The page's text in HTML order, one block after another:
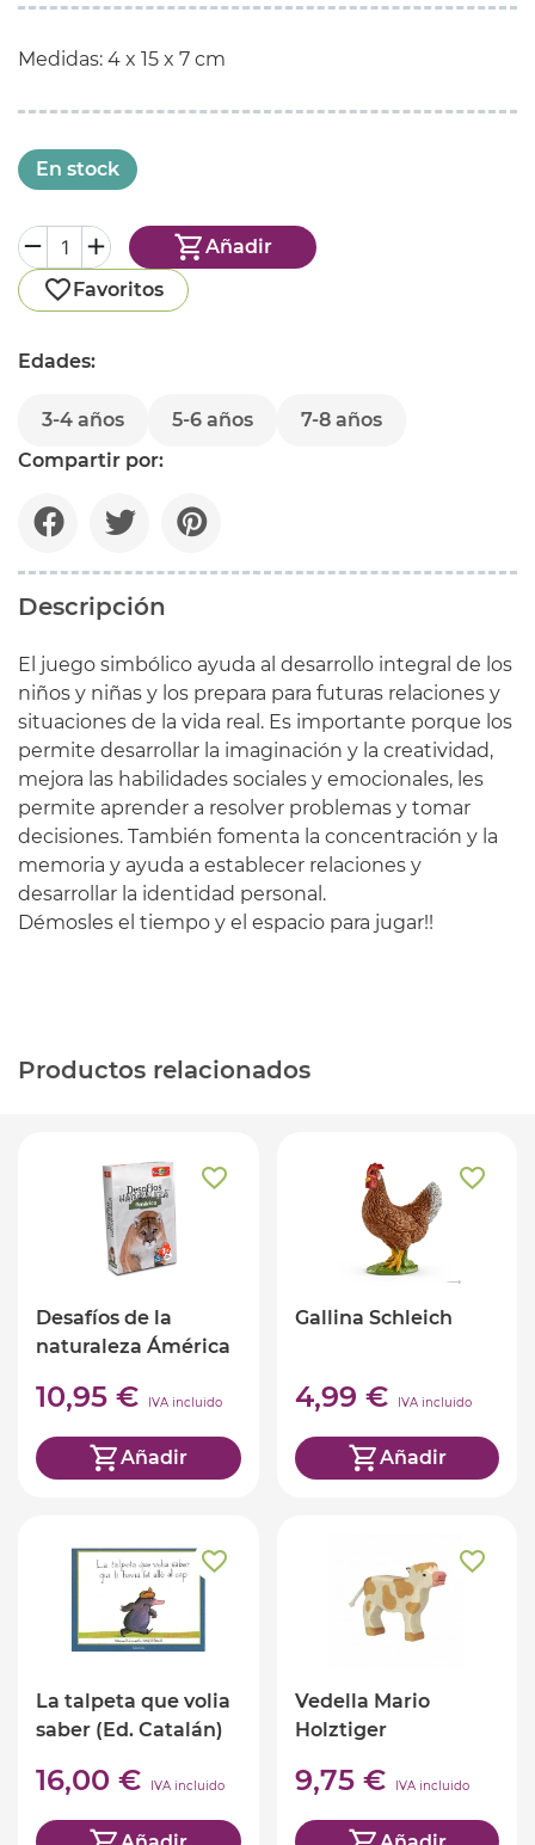
Medidas: 4 x 15 x 7 cm
En stock
Añadir
Favoritos
Edades:
3-4 años 5-6 años
7-8 años
Compartir por:
Descripción
El juego simbólico ayuda al desarrollo integral de los
niños y niñas y los prepara para futuras relaciones y
situaciones de la vida real. Es importante porque los
permite desarrollar la imaginación y la creatividad,
mejora las habilidades sociales y emocionales, les
permite aprender a resolver problemas y tomar
decisiones. También fomenta la concentración y la
memoria y ayuda a establecer relaciones y
desarrollar la identidad personal.
Démosles el tiempo y el espacio para jugar!!
Productos relacionados
Desafíos de la
naturaleza Ámérica
10,95 € IVA incluido
Añadir
Gallina Schleich
4,99 € IVA incluido
Añadir
La talpeta que volia
saber (Ed. Catalán)
16,00 € IVA incluido
Vedella Mario
Holztiger
9,75 € IVA incluido